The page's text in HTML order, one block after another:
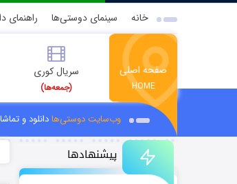
خانه سینمای دوستی‌ها راهنمای
صفحه اصلی
HOME
سریال کوری
(جمعه‌ها)
وب‌سایت دوستی‌هادانلود و
پیشنهادها